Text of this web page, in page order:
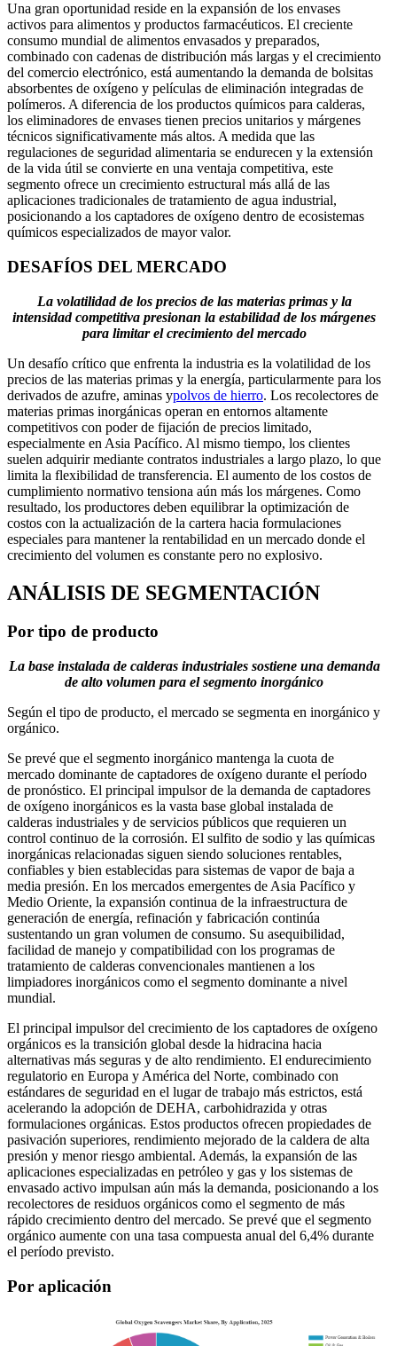
Una gran oportunidad reside en la expansión de los envases
activos para alimentos y productos farmacéuticos. El creciente
consumo mundial de alimentos envasados ​​y preparados,
combinado con cadenas de distribución más largas y el crecimiento
del comercio electrónico, está aumentando la demanda de bolsitas
absorbentes de oxígeno y películas de eliminación integradas de
polímeros. A diferencia de los productos químicos para calderas,
los eliminadores de envases tienen precios unitarios y márgenes
técnicos significativamente más altos. A medida que las
regulaciones de seguridad alimentaria se endurecen y la extensión
de la vida útil se convierte en una ventaja competitiva, este
segmento ofrece un crecimiento estructural más allá de las
aplicaciones tradicionales de tratamiento de agua industrial,
posicionando a los captadores de oxígeno dentro de ecosistemas
químicos especializados de mayor valor.
DESAFÍOS DEL MERCADO
La volatilidad de los precios de las materias primas y la
intensidad competitiva presionan la estabilidad de los márgenes
para limitar el crecimiento del mercado
Un desafío crítico que enfrenta la industria es la volatilidad de los
precios de las materias primas y la energía, particularmente para los
derivados de azufre, aminas ypolvos de hierro. Los recolectores de
materias primas inorgánicas operan en entornos altamente
competitivos con poder de fijación de precios limitado,
especialmente en Asia Pacífico. Al mismo tiempo, los clientes
suelen adquirir mediante contratos industriales a largo plazo, lo que
limita la flexibilidad de transferencia. El aumento de los costos de
cumplimiento normativo tensiona aún más los márgenes. Como
resultado, los productores deben equilibrar la optimización de
costos con la actualización de la cartera hacia formulaciones
especiales para mantener la rentabilidad en un mercado donde el
crecimiento del volumen es constante pero no explosivo.
ANÁLISIS DE SEGMENTACIÓN
Por tipo de producto
La base instalada de calderas industriales sostiene una demanda
de alto volumen para el segmento inorgánico
Según el tipo de producto, el mercado se segmenta en inorgánico y
orgánico.
Se prevé que el segmento inorgánico mantenga la cuota de
mercado dominante de captadores de oxígeno durante el período
de pronóstico. El principal impulsor de la demanda de captadores
de oxígeno inorgánicos es la vasta base global instalada de
calderas industriales y de servicios públicos que requieren un
control continuo de la corrosión. El sulfito de sodio y las químicas
inorgánicas relacionadas siguen siendo soluciones rentables,
confiables y bien establecidas para sistemas de vapor de baja a
media presión. En los mercados emergentes de Asia Pacífico y
Medio Oriente, la expansión continua de la infraestructura de
generación de energía, refinación y fabricación continúa
sustentando un gran volumen de consumo. Su asequibilidad,
facilidad de manejo y compatibilidad con los programas de
tratamiento de calderas convencionales mantienen a los
limpiadores inorgánicos como el segmento dominante a nivel
mundial.
El principal impulsor del crecimiento de los captadores de oxígeno
orgánicos es la transición global desde la hidracina hacia
alternativas más seguras y de alto rendimiento. El endurecimiento
regulatorio en Europa y América del Norte, combinado con
estándares de seguridad en el lugar de trabajo más estrictos, está
acelerando la adopción de DEHA, carbohidrazida y otras
formulaciones orgánicas. Estos productos ofrecen propiedades de
pasivación superiores, rendimiento mejorado de la caldera de alta
presión y menor riesgo ambiental. Además, la expansión de las
aplicaciones especializadas en petróleo y gas y los sistemas de
envasado activo impulsan aún más la demanda, posicionando a los
recolectores de residuos orgánicos como el segmento de más
rápido crecimiento dentro del mercado. Se prevé que el segmento
orgánico aumente con una tasa compuesta anual del 6,4% durante
el período previsto.
Por aplicación